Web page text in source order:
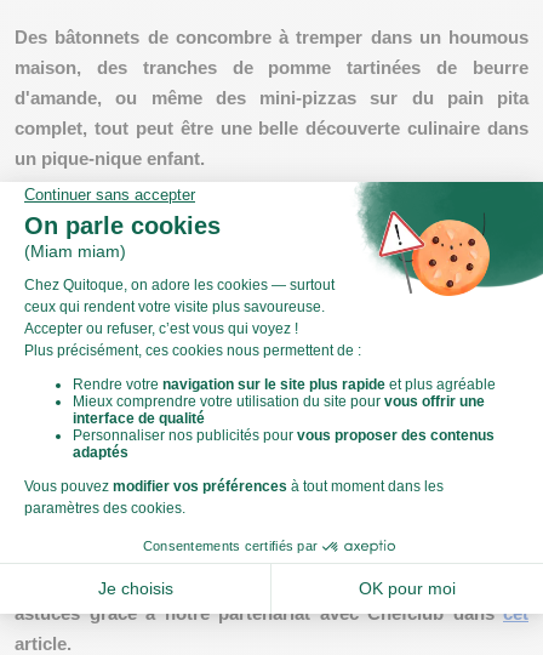
Des bâtonnets de concombre à tremper dans un houmous
maison, des tranches de pomme tartinées de beurre
d'amande, ou même des mini-pizzas sur du pain pita
complet, tout peut être une belle découverte culinaire dans
un pique-nique enfant.
Présentation des aliments de manière ludique
La façon dont vous présentez la nourriture peut faire une
grande différence. Transformez les fruits et légumes en
personnagesamusants, ou disposez les aliments de manière
à créer unescèneou unpaysage. Vous pouvez aussi utiliser
des emporte-pièces pour donner des formes ludiques
sandwiches.
Enimpliquantles enfants dans la préparation du pique-
nique, vous pouvez stimuler leur enthousiasme et leur faire
prendre conscience de l'importance d'une alimentation saine
de manière ludique et agréable. Retrouvez toutes nos
astuces grâce à notre partenariat avec Chefclub danscet
article.